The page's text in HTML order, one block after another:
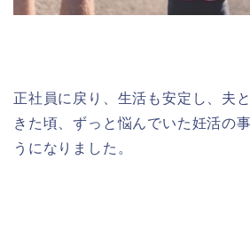
正社員に戻り、生活も安定し、夫
きた頃、ずっと悩んでいた妊活の
うになりました。